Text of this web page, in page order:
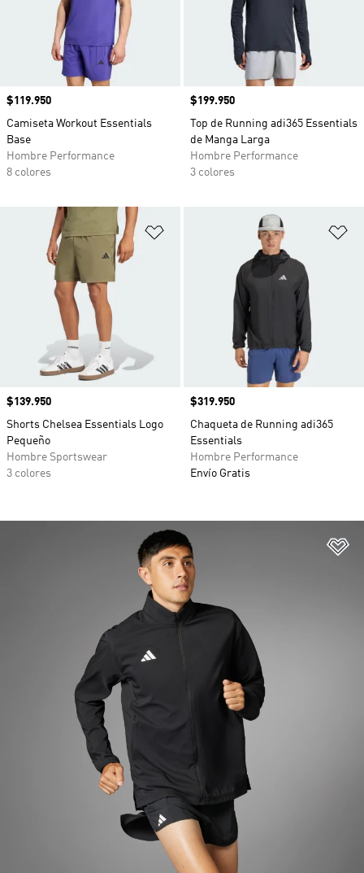
Precio
$119.950
Camiseta Workout Essentials
Base
Hombre Performance
8 colores
Precio
$199.950
Top de Running adi365 Essentials
de Manga Larga
Hombre Performance
3 colores
Añadir a la lista de deseos
Precio
$139.950
Shorts Chelsea Essentials Logo
Pequeño
Hombre Sportswear
3 colores
Precio
$319.950
Chaqueta de Running adi365
Essentials
Hombre Performance
Envío Gratis